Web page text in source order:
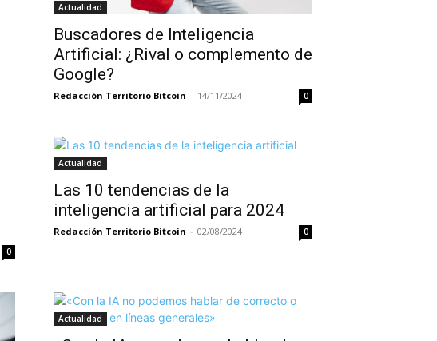
Actualidad
Buscadores de Inteligencia
Artificial: ¿Rival o complemento de
Google?
Redacción Territorio Bitcoin - 14/11/2024 0
0
Actualidad
Las 10 tendencias de la
inteligencia artificial para 2024
Redacción Territorio Bitcoin - 02/08/2024 0
Actualidad